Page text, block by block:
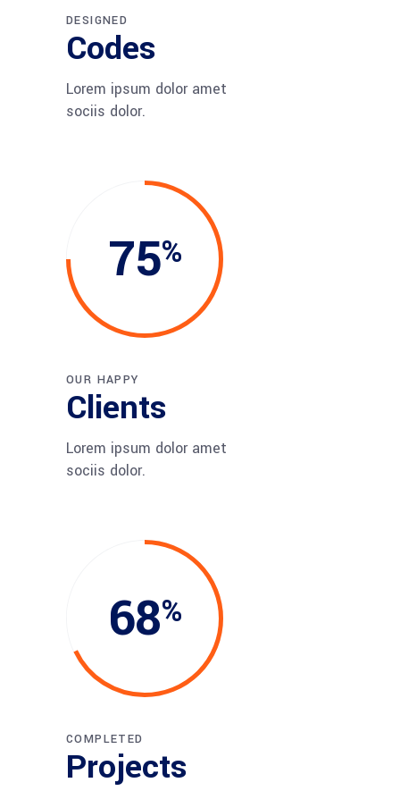
DESIGNED
Codes
Lorem ipsum dolor amet
sociis dolor.
75
OUR HAPPY
Clients
Lorem ipsum dolor amet
sociis dolor.
68
COMPLETED
Projects